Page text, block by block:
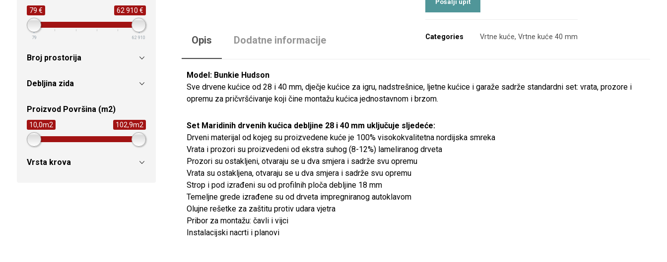
Categories Vrtne kuće, Vrtne kuće 40 mm
Opis Dodatne informacije
Model: Bunkie Hudson
Sve drvene kućice od 28 i 40 mm, dječje kućice za igru, nadstrešnice, ljetne kućice i garaže sadrže standardni set: vrata, prozore i
opremu za pričvršćivanje koji čine montažu kućica jednostavnom i brzom.
Set Maridinih drvenih kućica debljine 28 i 40 mm uključuje sljedeće:
Drveni materijal od kojeg su proizvedene kuće je 100% visokokvalitetna nordijska smreka
Vrata i prozori su proizvedeni od ekstra suhog (8-12%) lameliranog drveta
Prozori su ostakljeni, otvaraju se u dva smjera i sadrže svu opremu
Vrata su ostakljena, otvaraju se u dva smjera i sadrže svu opremu
Strop i pod izrađeni su od profilnih ploča debljine 18 mm
Temeljne grede izrađene su od drveta impregniranog autoklavom
Olujne rešetke za zaštitu protiv udara vjetra
Pribor za montažu: čavli i vijci
Instalacijski nacrti i planovi
79 € 62 910 €
79 62 910
Broj prostorija
Debljina zida
Proizvod Površina (m2)
10,0m2 102,9m2
Vrsta krova